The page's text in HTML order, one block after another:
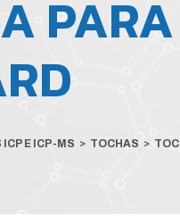
E ICP-MS > TOCHAS >